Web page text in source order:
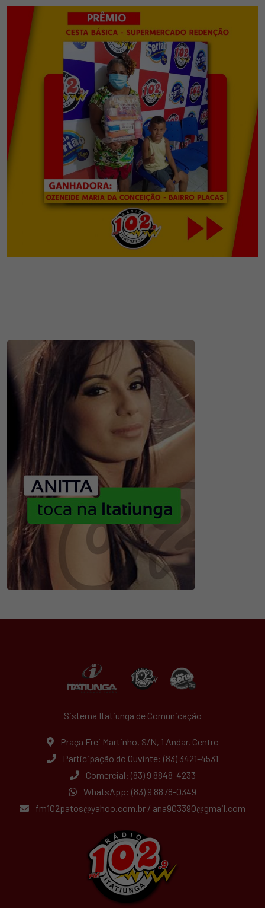
Sistema Itatiunga de Comunicação
Praça Frei Martinho, S/N, 1 Andar, Centro
Participação do Ouvinte: (83) 3421-4531
Comercial: (83) 9 8848-4233
WhatsApp: (83) 9 8878-0349
fm102patos@yahoo.com.br / ana903390@gmail.com